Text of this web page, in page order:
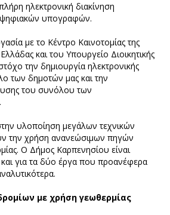
ηλεκτρονική διακίνηση
υπογραφών.
με το Κέντρο Καινοτομίας της
και του Υπουργείο Διοικητικής
την δημιουργία ηλεκτρονικής
των δημοτών μας και την
του συνόλου των
υλοποίηση μεγάλων τεχνικών
την χρήση ανανεώσιμων πηγών
Ο Δήμος Καρπενησίου είναι
και για τα δύο έργα που προανέφερα
με χρήση γεωθερμίας